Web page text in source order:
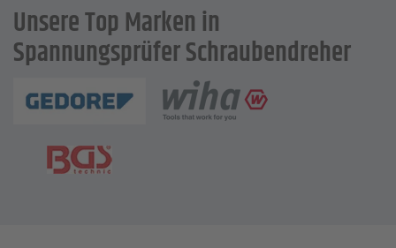
Unsere Top Marken in
Spannungsprüfer Schraubendreher